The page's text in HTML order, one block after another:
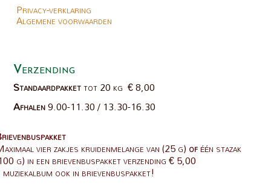
Privacy-verklaring
Algemene voorwaarden
Verzending
Standaardpakkettot 20 kg € 8,00
Afhalen9.00-11.30 / 13.30-16.30
vier zakjes kruidenmelange van (25 g)oféén stazak
g) in een brievenbuspakket verzending € 5,00
ook in brievenbuspakket!